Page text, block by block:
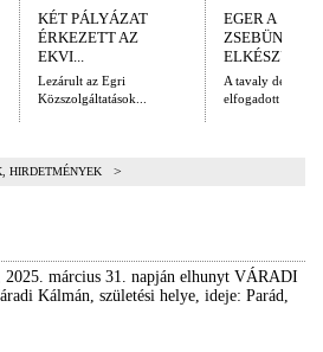
KÉT PÁLYÁZAT
ÉRKEZETT AZ
EKVI...
Lezárult az Egri
Közszolgáltatások...
EGER A
ELKÉSZÜLT
A tavaly
elfogadott
HIRDETMÉNYEK >
2025. március 31. napján elhunyt VÁRADI
Kálmán, születési helye, ideje: Parád,